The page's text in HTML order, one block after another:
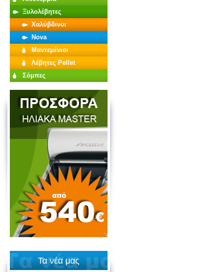
Ξυλολέβητες
Χαλύβδινοι
Nova
Μαντεμένιοι
Λέβητες Pellet
Σόμπες
Τα νέα μας